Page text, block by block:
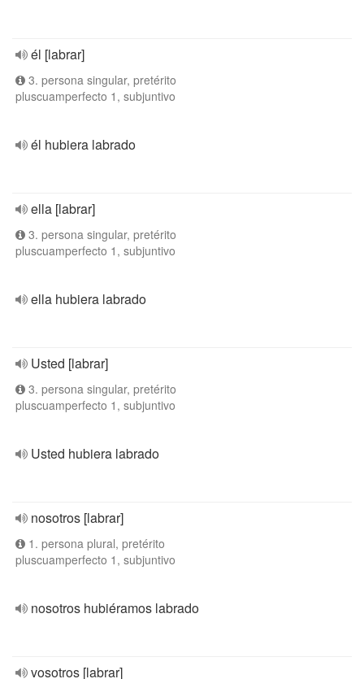
él [labrar]
3. persona singular, pretérito
pluscuamperfecto 1, subjuntivo
él hubiera labrado
ella [labrar]
3. persona singular, pretérito
pluscuamperfecto 1, subjuntivo
ella hubiera labrado
Usted [labrar]
3. persona singular, pretérito
pluscuamperfecto 1, subjuntivo
Usted hubiera labrado
nosotros [labrar]
1. persona plural, pretérito
pluscuamperfecto 1, subjuntivo
nosotros hubiéramos labrado
vosotros [labrar]